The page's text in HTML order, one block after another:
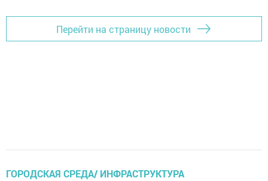
Перейти на страницу новости
ГОРОДСКАЯ СРЕДА/ ИНФРАСТРУКТУРА